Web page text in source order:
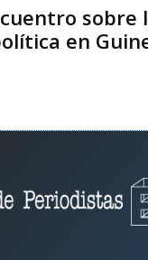
sobre
en